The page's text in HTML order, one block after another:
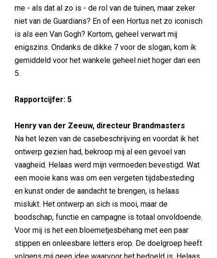
me - als dat al zo is - de rol van de tuinen, maar zeker
niet van de Guardians? En of een Hortus net zo iconisch
is als een Van Gogh? Kortom, geheel verwart mij
enigszins. Ondanks de dikke 7 voor de slogan, kom ik
gemiddeld voor het wankele geheel niet hoger dan een
5.
Rapportcijfer: 5
Henry van der Zeeuw, directeur Brandmasters
Na het lezen van de casebeschrijving en voordat ik het
ontwerp gezien had, bekroop mij al een gevoel van
vaagheid. Helaas werd mijn vermoeden bevestigd. Wat
een mooie kans was om een vergeten tijdsbesteding
en kunst onder de aandacht te brengen, is helaas
mislukt. Het ontwerp an sich is mooi, maar de
boodschap, functie en campagne is totaal onvoldoende.
Voor mij is het een bloemetjesbehang met een paar
stippen en onleesbare letters erop. De doelgroep heeft